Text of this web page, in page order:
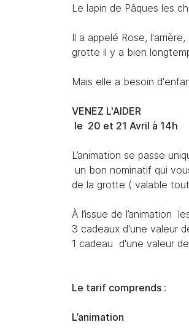
commerciales à l'adresse email indiqué
à tout moment en utilisant
le formulaire de
Inscription
Le lapin de Pâques les
Il a appelé Rose,
grotte il y a bien
Mais elle a besoin
VENEZ L'AIDER
le 20 et 21 Avril à 14h
L’animation se passe
un bon nominatif qui
de la grotte ( valable
À l’issue de l’animation
3 cadeaux d'une valeur
1 cadeau d'une valeur
Le tarif comprends :
L’animation